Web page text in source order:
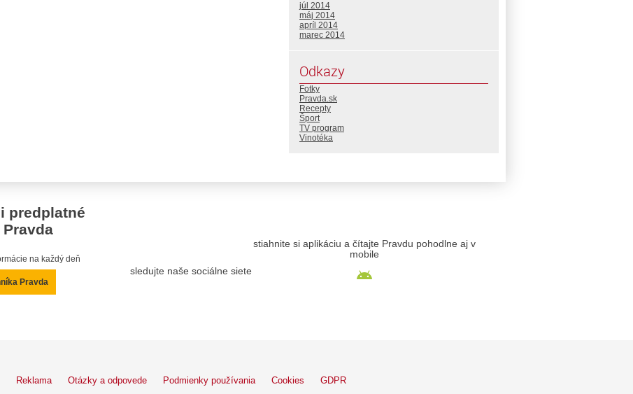
júl 2014
máj 2014
apríl 2014
marec 2014
Odkazy
Fotky
Pravda.sk
Recepty
Šport
TV program
Vinotéka
predplatné
na každý deň
Pravda
sledujte naše sociálne siete
stiahnite si aplikáciu a čítajte Pravdu pohodlne aj v
mobile
Reklama Otázky a odpovede Podmienky používania Cookies GDPR